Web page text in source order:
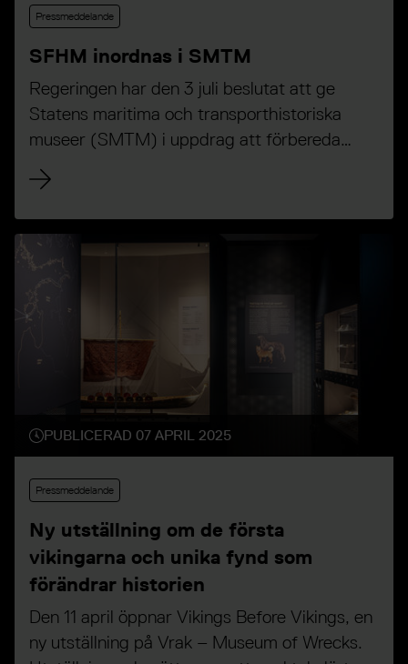
Pressmeddelande
SFHM inordnas i SMTM
Regeringen har den 3 juli beslutat att ge
Statens maritima och transporthistoriska
museer (SMTM) i uppdrag att förbereda
inordnandet av Statens försvarshistoriska
museers (SFHM) uppgifter i SMTM.
PUBLICERAD 07 APRIL 2025
Pressmeddelande
Ny utställning om de första
vikingarna och unika fynd som
förändrar historien
Den 11 april öppnar Vikings Before Vikings, en
ny utställning på Vrak – Museum of Wrecks.